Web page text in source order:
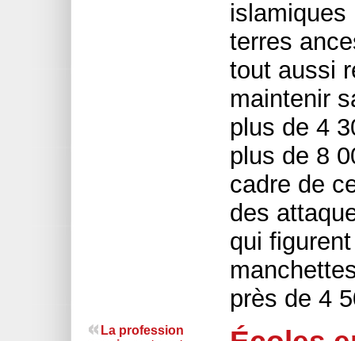
islamiques
terres
tout aussi
maintenir
plus de 4
plus de 8
cadre de
des
qui
près de 4
La profession